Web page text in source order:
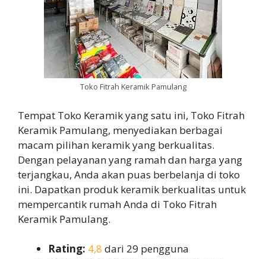
Toko Fitrah Keramik Pamulang
Tempat Toko Keramik yang satu ini, Toko Fitrah
Keramik Pamulang, menyediakan berbagai
macam pilihan keramik yang berkualitas.
Dengan pelayanan yang ramah dan harga yang
terjangkau, Anda akan puas berbelanja di toko
ini. Dapatkan produk keramik berkualitas untuk
mempercantik rumah Anda di Toko Fitrah
Keramik Pamulang.
Rating: 4,8 dari 29 pengguna